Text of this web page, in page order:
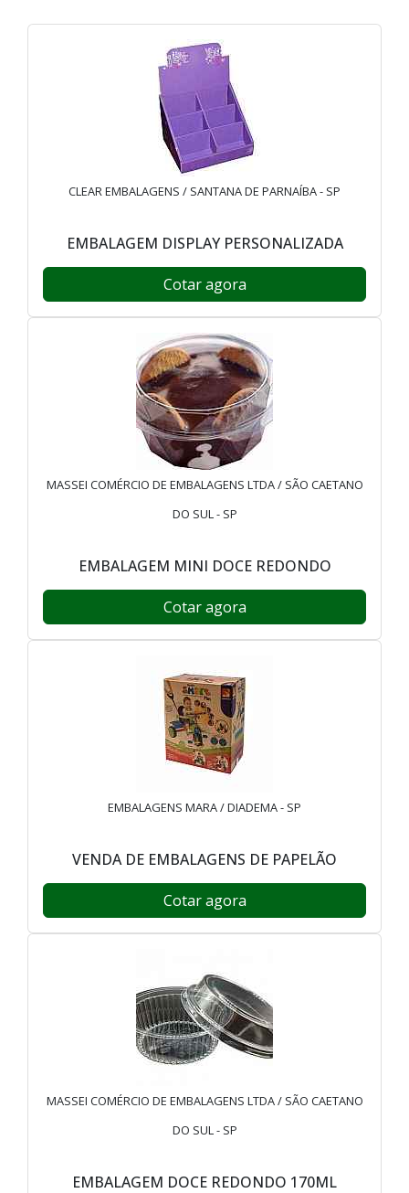
CLEAR EMBALAGENS / SANTANA DE PARNAÍBA - SP
EMBALAGEM DISPLAY PERSONALIZADA
Cotar agora
MASSEI COMÉRCIO DE EMBALAGENS LTDA / SÃO CAETANO
DO SUL - SP
EMBALAGEM MINI DOCE REDONDO
Cotar agora
EMBALAGENS MARA / DIADEMA - SP
VENDA DE EMBALAGENS DE PAPELÃO
Cotar agora
MASSEI COMÉRCIO DE EMBALAGENS LTDA / SÃO CAETANO
DO SUL - SP
EMBALAGEM DOCE REDONDO 170ML